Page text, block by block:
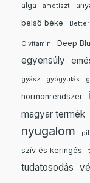
alga ametiszt
belső béke
C vitamin Deep
egyensúly
gyász gyógyulás
hormonrendszer
magyar termék
nyugalom
szív és keringés
tudatosodás